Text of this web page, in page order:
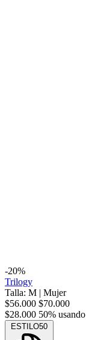
-20%
Trilogy
Talla: M | Mujer
$56.000 $70.000
$28.000 50% usando
ESTILO50